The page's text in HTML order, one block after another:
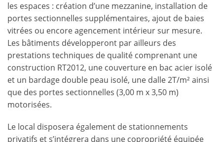
les espaces : création d’une mezzanine, installation de
portes sectionnelles supplémentaires, ajout de baies
vitrées ou encore agencement intérieur sur mesure.
Les bâtiments développeront par ailleurs des
prestations techniques de qualité comprenant une
construction RT2012, une couverture en bac acier isolé
et un bardage double peau isolé, une dalle 2T/m² ainsi
que des portes sectionnelles (3,00 m x 3,50 m)
motorisées.
Le local disposera également de stationnements
privatifs et s’intégrera dans une copropriété équipée